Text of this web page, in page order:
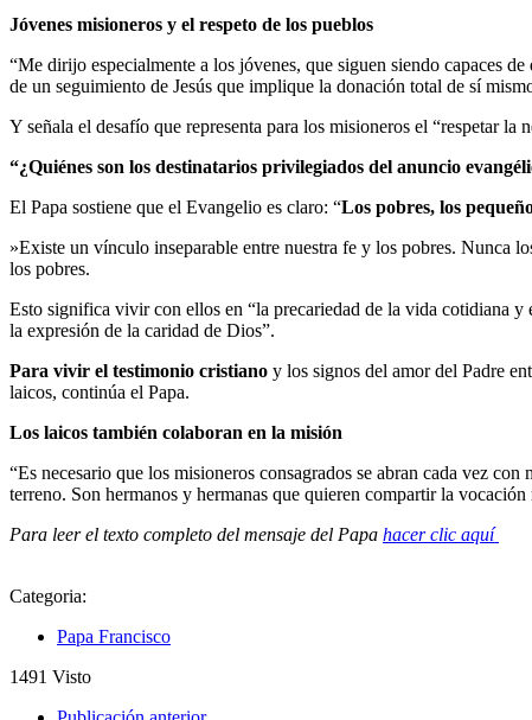
Jóvenes misioneros y el respeto de los pueblos
“Me dirijo especialmente a los jóvenes, que siguen siendo capaces
de un seguimiento de Jesús que implique la donación total de sí
Y señala el desafío que representa para los misioneros el “respetar
“¿Quiénes son los destinatarios privilegiados del anuncio
El Papa sostiene que el Evangelio es claro: “Los pobres, los
»Existe un vínculo inseparable entre nuestra fe y los pobres. Nunca
los pobres.
Esto significa vivir con ellos en “la precariedad de la vida cotidiana
la expresión de la caridad de Dios”.
Para vivir el testimonio cristiano y los signos del amor del Padre
laicos, continúa el Papa.
Los laicos también colaboran en la misión
“Es necesario que los misioneros consagrados se abran cada vez
terreno. Son hermanos y hermanas que quieren compartir la
Para leer el texto completo del mensaje del Papa hacer clic aquí
Categoria:
Papa Francisco
1491 Visto